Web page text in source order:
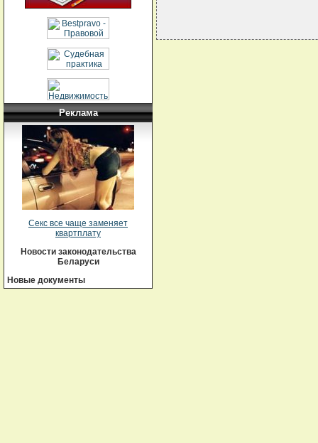
Реклама
Секс все чаще заменяет
квартплату
Новости законодательства
Беларуси
Новые документы